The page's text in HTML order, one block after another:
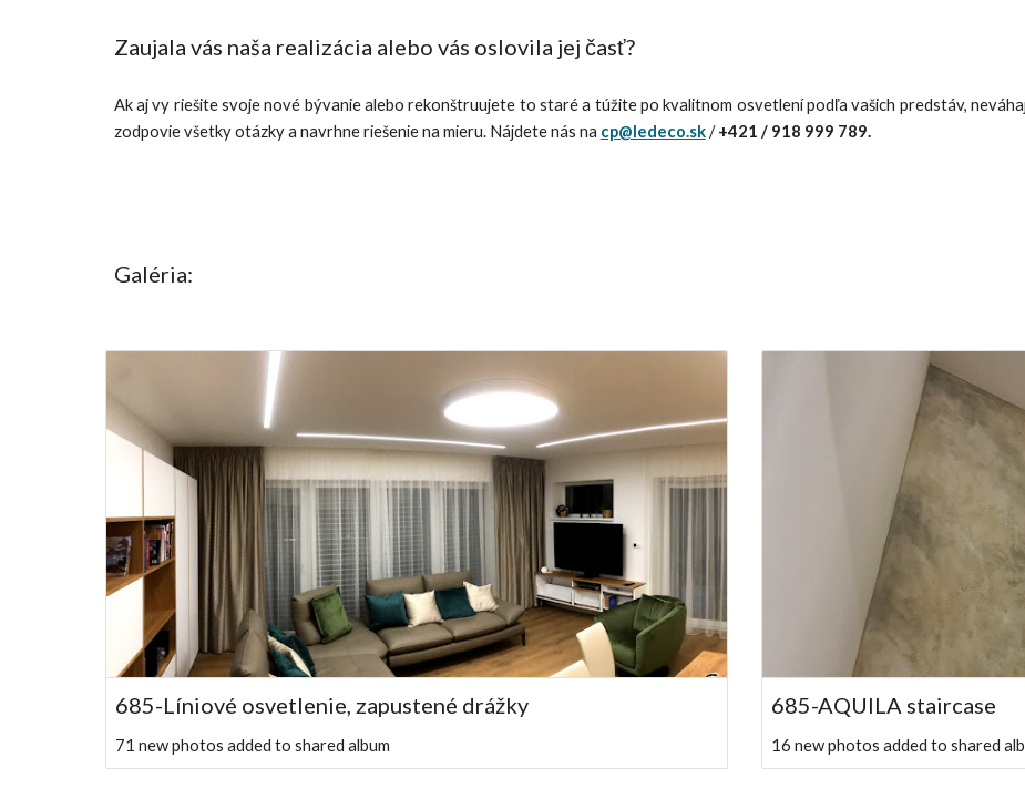
Zaujala vás naša realizácia alebo vás oslovila jej časť?
Ak aj vy riešite svoje nové bývanie alebo rekonštruujete to staré a túžite po kvalitnom osvetlení podľa vašich predstáv,
zodpovie všetky otázky a navrhne riešenie na mieru. Nájdete nás na cp@ledeco.sk/+421 / 918 999 789.
Galéria:
685-Líniové osvetlenie, zapustené drážky
71 new photos added to shared album
685-AQUILA staircase
16 new photos added to shared